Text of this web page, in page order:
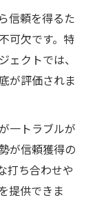
信頼を得るた
可欠です。特
ェクトでは、
が評価されま
一トラブルが
が信頼獲得の
打ち合わせや
提供できま